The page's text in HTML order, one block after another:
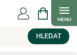
HLEDAT
NÁKUPNÍ
KOŠÍK